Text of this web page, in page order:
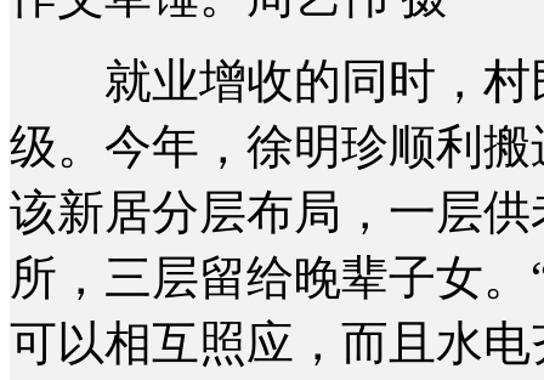
就业增收的同时，村
级。今年，徐明珍顺利
该新居分层布局，一层
所，三层留给晚辈子女
可以相互照应，而且水